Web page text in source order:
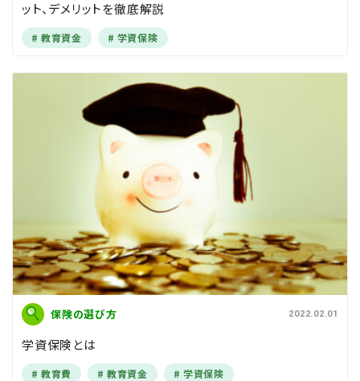
ット、デメリットを徹底解説
教育資金 学資保険
保険の選び方 2022.02.01
学資保険とは
教育費 教育資金 学資保険